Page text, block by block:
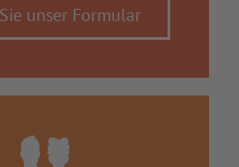
unser Formular